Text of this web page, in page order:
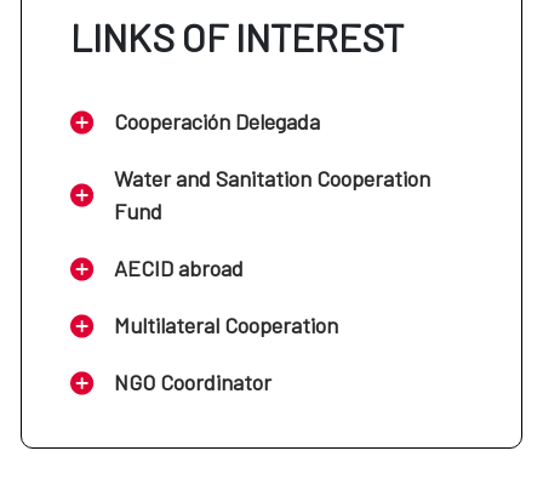
LINKS OF INTEREST
Cooperación Delegada
Water and Sanitation Cooperation
Fund
AECID abroad
Multilateral Cooperation
NGO Coordinator